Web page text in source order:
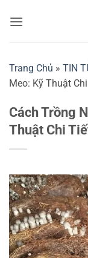
qua
Trang Chủ » TIN
Meo: Kỹ Thuật
Cách Trồng
Thuật Chi